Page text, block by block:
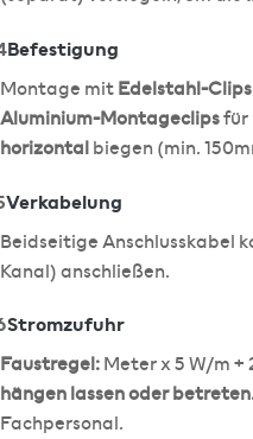
Befestigung
Montage mitEdelstahl-Clips
Aluminium-Montageclipsfür
horizontalbiegen (min.
Verkabelung
Beidseitige Anschlusskabel
Kanal) anschließen.
Stromzufuhr
Faustregel:Meter x 5 W/m +
hängen lassen oder
Fachpersonal.